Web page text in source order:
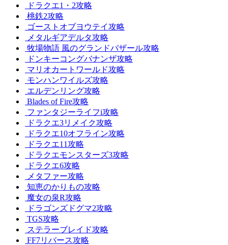
ドラクエ1・2攻略
桃鉄2攻略
ゴーストオブヨウテイ攻略
メタルギアデルタ攻略
牧場物語 風のグランドバザール攻略
ドンキーコングバナンザ攻略
マリオカートワールド攻略
モンハンワイルズ攻略
エルデンリング攻略
Blades of Fire攻略
ファンタジーライフi攻略
ドラクエ3リメイク攻略
ドラクエ10オフライン攻略
ドラクエ11攻略
ドラクエモンスターズ3攻略
ドラクエ6攻略
メタファー攻略
知恵のかりもの攻略
魔女の泉R攻略
ドラゴンズドグマ2攻略
TGS攻略
ステラーブレイド攻略
FF7リバース攻略